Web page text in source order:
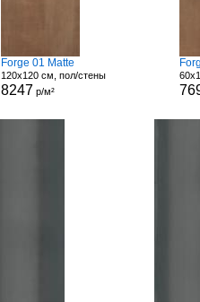
Forge 01 Matte
120x120 см, пол/стены
8247 р/м²